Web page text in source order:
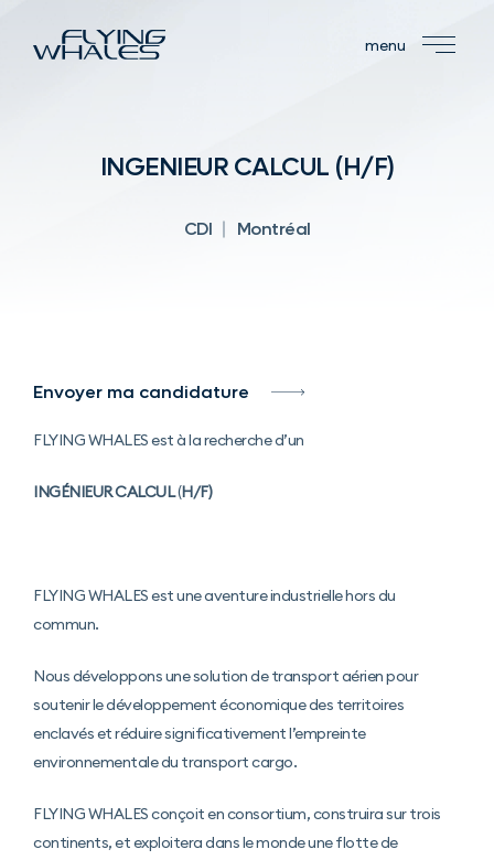
menu
INGENIEUR CALCUL (H/F)
CDI Montréal
Envoyer ma candidature
FLYING WHALES est à la recherche d’un
INGÉNIEUR CALCUL(H/F)
FLYING WHALES est une aventure industrielle hors du
commun.
Nous développons une solution de transport aérien pour
soutenir le développement économique des territoires
enclavés et réduire significativement l’empreinte
environnementale du transport cargo.
FLYING WHALES conçoit en consortium, construira sur trois
continents, et exploitera dans le monde une flotte de